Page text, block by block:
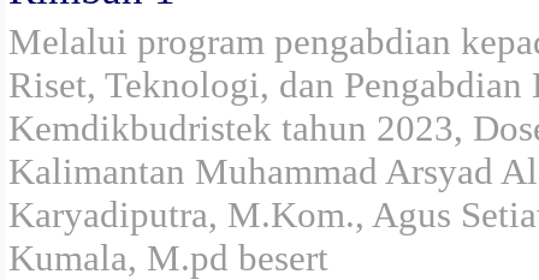
Melalui program pengabdian
Riset, Teknologi, dan
Kemdikbudristek tahun 2023,
Kalimantan Muhammad Arsyad
Karyadiputra, M.Kom., Agus
Kumala, M.pd besert